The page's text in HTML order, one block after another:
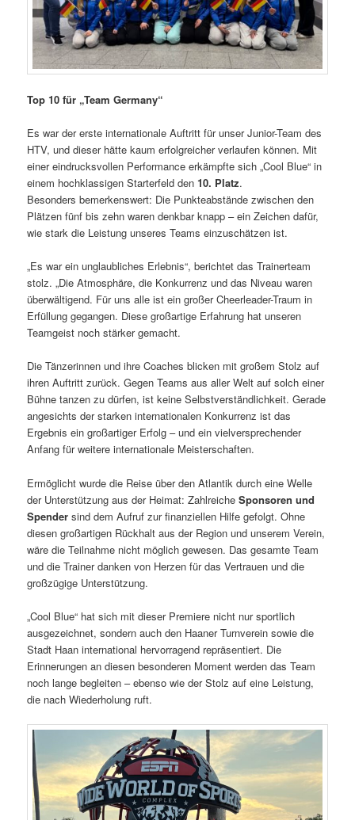
Top 10 für „Team Germany“
Es war der erste internationale Auftritt für unser Junior-Team des
HTV, und dieser hätte kaum erfolgreicher verlaufen können. Mit
einer eindrucksvollen Performance erkämpfte sich „Cool Blue“ in
einem hochklassigen Starterfeld den10. Platz.
Besonders bemerkenswert: Die Punkteabstände zwischen den
Plätzen fünf bis zehn waren denkbar knapp – ein Zeichen dafür,
wie stark die Leistung unseres Teams einzuschätzen ist.
„Es war ein unglaubliches Erlebnis“, berichtet das Trainerteam
stolz. „Die Atmosphäre, die Konkurrenz und das Niveau waren
überwältigend. Für uns alle ist ein großer Cheerleader-Traum in
Erfüllung gegangen. Diese großartige Erfahrung hat unseren
Teamgeist noch stärker gemacht.
Die Tänzerinnen und ihre Coaches blicken mit großem Stolz auf
ihren Auftritt zurück. Gegen Teams aus aller Welt auf solch einer
Bühne tanzen zu dürfen, ist keine Selbstverständlichkeit. Gerade
angesichts der starken internationalen Konkurrenz ist das
Ergebnis ein großartiger Erfolg – und ein vielversprechender
Anfang für weitere internationale Meisterschaften.
Ermöglicht wurde die Reise über den Atlantik durch eine Welle
der Unterstützung aus der Heimat: ZahlreicheSponsoren und
Spender sind dem Aufruf zur finanziellen Hilfe gefolgt. Ohne
diesen großartigen Rückhalt aus der Region und unserem Verein,
wäre die Teilnahme nicht möglich gewesen. Das gesamte Team
und die Trainer danken von Herzen für das Vertrauen und die
großzügige Unterstützung.
„Cool Blue“ hat sich mit dieser Premiere nicht nur sportlich
ausgezeichnet, sondern auch den Haaner Turnverein sowie die
Stadt Haan international hervorragend repräsentiert. Die
Erinnerungen an diesen besonderen Moment werden das Team
noch lange begleiten – ebenso wie der Stolz auf eine Leistung,
die nach Wiederholung ruft.